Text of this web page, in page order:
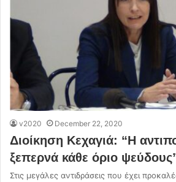
v2020 December 22, 2020
Διοίκηση Κεχαγιά: “Η
ξεπερνά κάθε όριο
Στις μεγάλες αντιδράσεις που έχει